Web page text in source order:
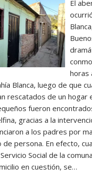
El
horas
Blanca, luego de que
rescatados de un hogar
fueron
gracias a la
a los padres por
de persona. En efecto,
Social de la
en cuestión, se…